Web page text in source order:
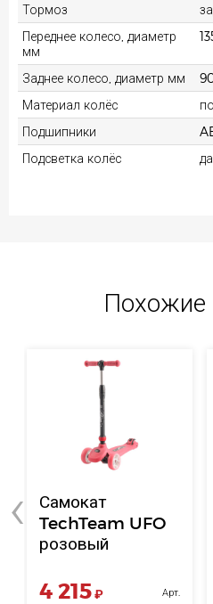
Тормоз
Переднее колесо, диаметр
мм
Заднее колесо, диаметр мм
Материал колёс
Подшипники
Подсветка колёс
да
Похожие
Самокат
TechTeam UFO
розовый
4 215₽
Арт.
‹